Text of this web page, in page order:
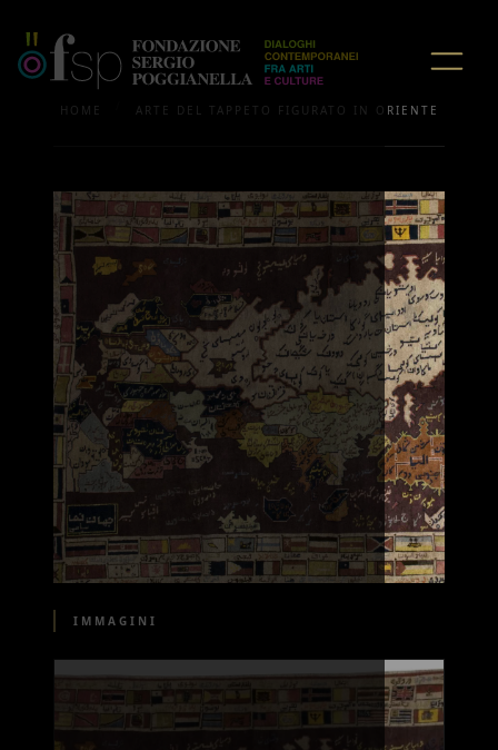
HOME ARTE DEL TAPPETO FIGURATO IN ORIENTE
IMMAGINI